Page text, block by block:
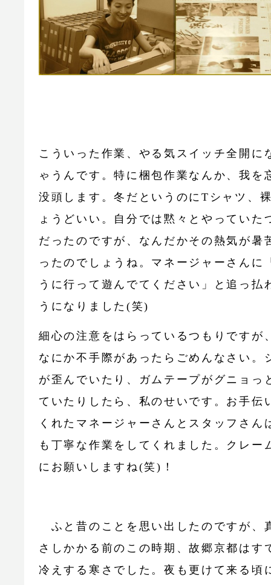
こういった作業、やる気スイッチ全開に
ゃうんです。特に梱包作業なんか、我を
没頭します。冬だというのにTシャツ、
ょうどいい。自分では黙々とやっていた
だったのですが、なんだかその熱気が暑
ったのでしょうね。マネージャーさんに
うに行って遊んでてください」と追っ払
うになりました(笑)
細心の注意をはらっているつもりですが
なにか不手際があったらごめんなさい。
が歪んでいたり、ガムテープがグニョっ
ていたりしたら、私のせいです。お手伝
くれたマネージャーさんとスタッフさん
も丁寧な作業をしてくれました。クレー
にお願いしますね(笑)！
ふと昔のことを思い出したのですが、
さしかかる前のこの時期、故郷京都はす
冷えする寒さでした。夜も更けて来る頃